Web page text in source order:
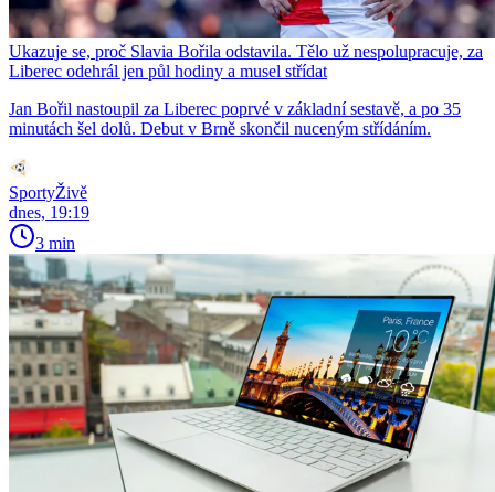
Ukazuje se, proč Slavia Bořila odstavila. Tělo už nespolupracuje, za
Liberec odehrál jen půl hodiny a musel střídat
Jan Bořil nastoupil za Liberec poprvé v základní sestavě, a po 35
minutách šel dolů. Debut v Brně skončil nuceným střídáním.
SportyŽivě
dnes, 19:19
3 min